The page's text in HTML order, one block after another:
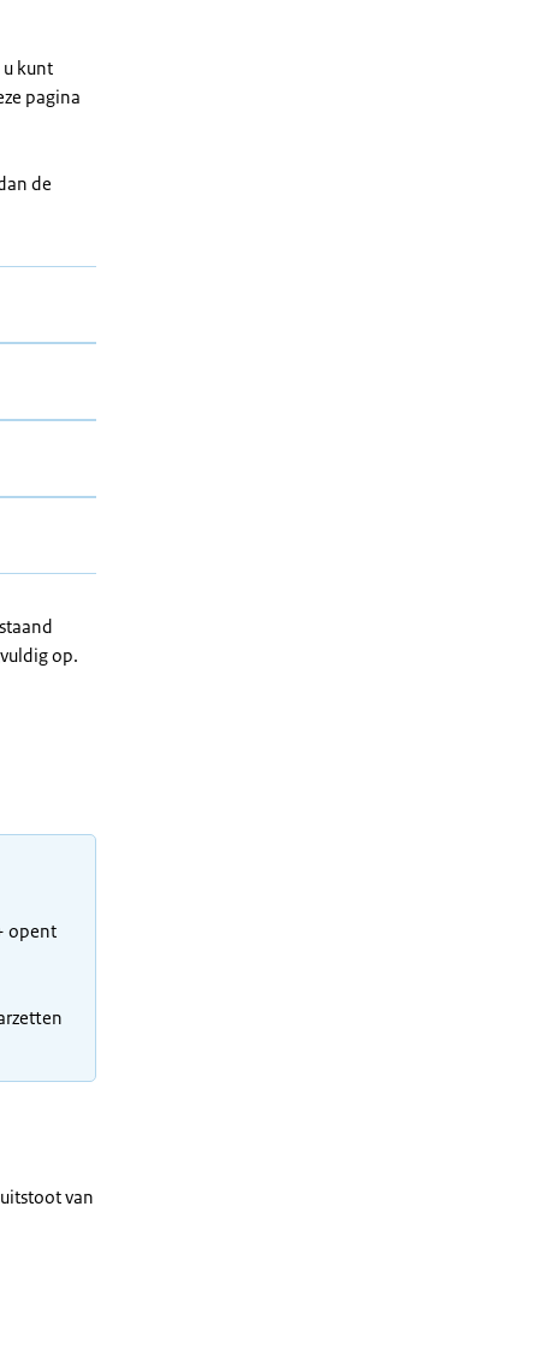
u kunt
pagina
de
op.
opent
van